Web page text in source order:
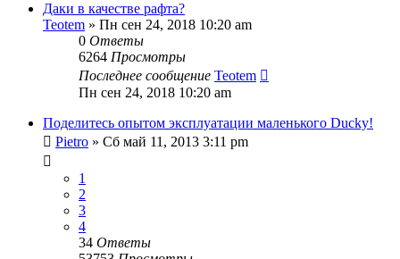
Даки в качестве рафта?
Teotem » Пн сен 24, 2018 10:20 am
0 Ответы
6264 Просмотры
Последнее сообщение Teotem
Пн сен 24, 2018 10:20 am
Поделитесь опытом эксплуатации маленького Ducky!
Pietro » Сб май 11, 2013 3:11 pm
1
2
3
4
34 Ответы